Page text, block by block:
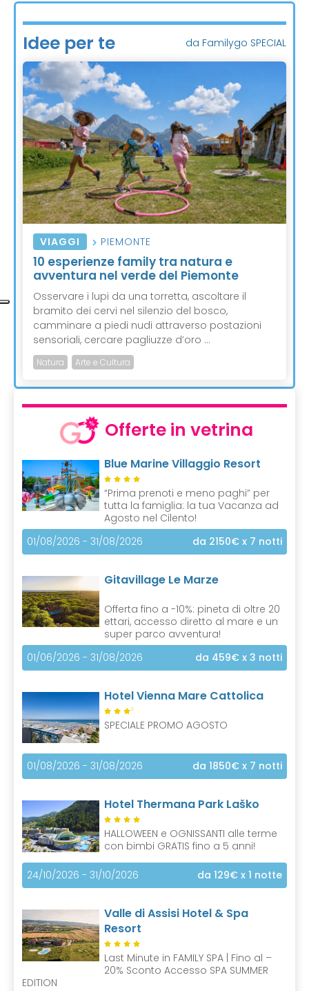
Idee per te da Familygo SPECIAL
VIAGGI PIEMONTE
10 esperienze family tra natura e
avventura nel verde del Piemonte
Osservare i lupi da una torretta, ascoltare il
bramito dei cervi nel silenzio del bosco,
camminare a piedi nudi attraverso postazioni
sensoriali, cercare pagliuzze d’oro ...
Natura Arte e Cultura
Offerte in vetrina
Blue Marine Villaggio Resort
“Prima prenoti e meno paghi” per
tutta la famiglia: la tua Vacanza ad
Agosto nel Cilento!
01/08/2026 - 31/08/2026
da 2150€ x 7 notti
Gitavillage Le Marze
Offerta fino a -10%: pineta di oltre 20
ettari, accesso diretto al mare e un
super parco avventura!
01/06/2026 - 31/08/2026
da 459€ x 3 notti
Hotel Vienna Mare Cattolica
S
SPECIALE PROMO AGOSTO
01/08/2026 - 31/08/2026 da 1850€ x 7 notti
Hotel Thermana Park Laško
HALLOWEEN e OGNISSANTI alle terme
con bimbi GRATIS fino a 5 anni!
24/10/2026 - 31/10/2026 da 129€ x 1 notte
Valle di Assisi Hotel & Spa
Resort
Last Minute in FAMILY SPA | Fino al –
20% Sconto Accesso SPA SUMMER
EDITION